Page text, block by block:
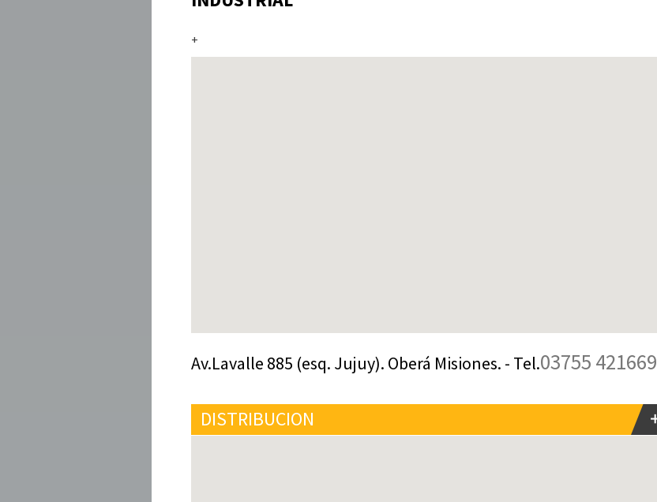
+
Av.Lavalle 885 (esq. Jujuy). Oberá Misiones. - Tel.03755 421669
DISTRIBUCION